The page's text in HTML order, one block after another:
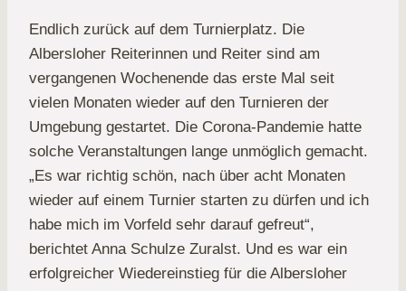
Endlich zurück auf dem Turnierplatz. Die
Albersloher Reiterinnen und Reiter sind am
vergangenen Wochenende das erste Mal seit
vielen Monaten wieder auf den Turnieren der
Umgebung gestartet. Die Corona-Pandemie hatte
solche Veranstaltungen lange unmöglich gemacht.
„Es war richtig schön, nach über acht Monaten
wieder auf einem Turnier starten zu dürfen und ich
habe mich im Vorfeld sehr darauf gefreut“,
berichtet Anna Schulze Zuralst. Und es war ein
erfolgreicher Wiedereinstieg für die Albersloher